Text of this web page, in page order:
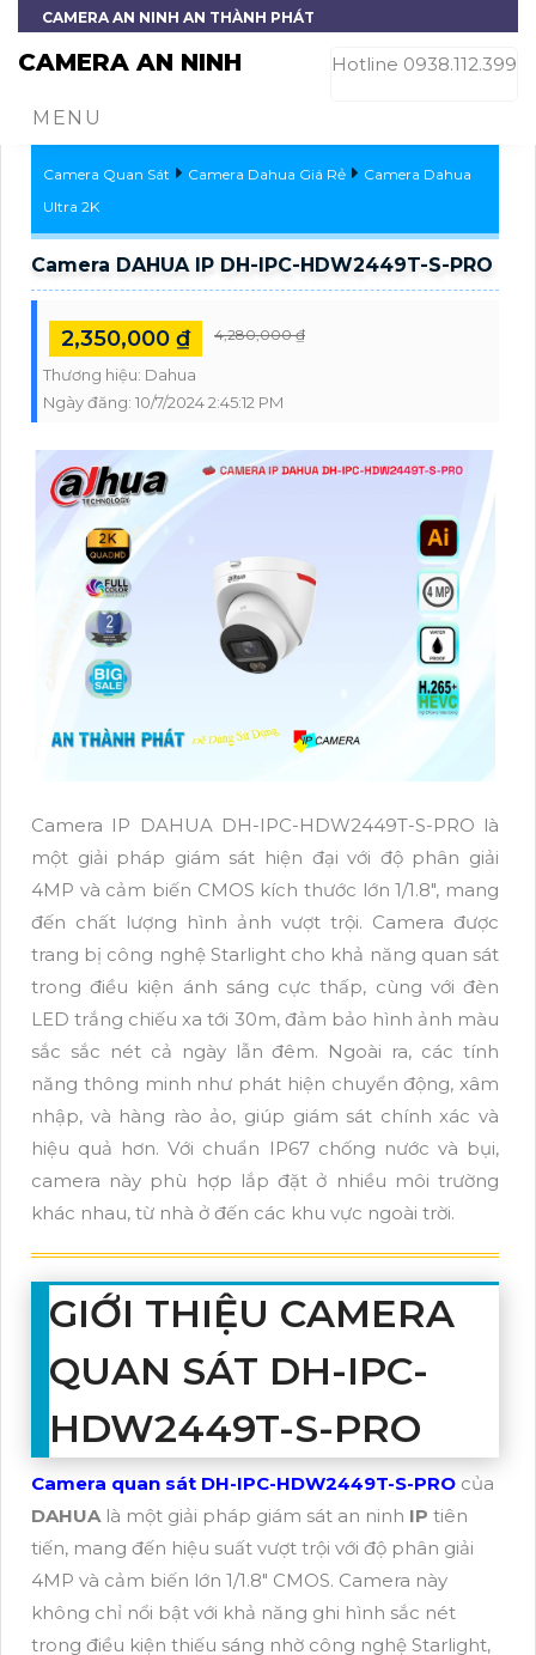
CAMERA AN NINH AN THÀNH PHÁT
CAMERA AN NINH Hotline 0938.112.399
MENU
Camera Quan Sát Camera Dahua Giá Rẻ
Camera Dahua
Ultra 2K
Camera DAHUA IP DH-IPC-HDW2449T-S-PRO
2,350,000 ₫ 4,280,000 ₫
Thương hiệu: Dahua
Ngày đăng: 10/7/2024 2:45:12 PM
Camera IP DAHUA DH-IPC-HDW2449T-S-PRO là
một giải pháp giám sát hiện đại với độ phân giải
4MP và cảm biến CMOS kích thước lớn 1/1.8", mang
đến chất lượng hình ảnh vượt trội. Camera được
trang bị công nghệ Starlight cho khả năng quan sát
trong điều kiện ánh sáng cực thấp, cùng với đèn
LED trắng chiếu xa tới 30m, đảm bảo hình ảnh màu
sắc sắc nét cả ngày lẫn đêm. Ngoài ra, các tính
năng thông minh như phát hiện chuyển động, xâm
nhập, và hàng rào ảo, giúp giám sát chính xác và
hiệu quả hơn. Với chuẩn IP67 chống nước và bụi,
camera này phù hợp lắp đặt ở nhiều môi trường
khác nhau, từ nhà ở đến các khu vực ngoài trời.
GIỚI THIỆU CAMERA
QUAN SÁT DH-IPC-
HDW2449T-S-PRO
Camera quan sát DH-IPC-HDW2449T-S-PRO của
DAHUAlà một giải pháp giám sát an ninh IP tiên
tiến, mang đến hiệu suất vượt trội với độ phân giải
4MP và cảm biến lớn 1/1.8" CMOS. Camera này
không chỉ nổi bật với khả năng ghi hình sắc nét
trong điều kiện thiếu sáng nhờ công nghệ Starlight,